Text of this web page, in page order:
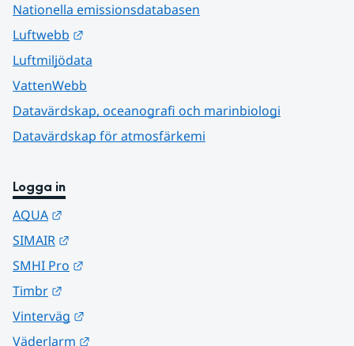
Nationella emissionsdatabasen
Luftwebb
Luftmiljödata
VattenWebb
Datavärdskap, oceanografi och marinbiologi
Datavärdskap för atmosfärkemi
Logga in
AQUA
SIMAIR
SMHI Pro
Timbr
Vinterväg
Väderlarm